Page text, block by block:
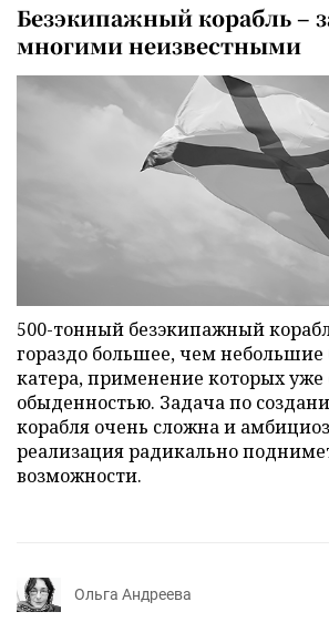
Безэкипажный корабль –
многими неизвестными
500-тонный безэкипажный
гораздо большее, чем
катера, применение которых уже
обыденностью. Задача по
корабля очень сложна и
реализация радикально
возможности.
Ольга Андреева